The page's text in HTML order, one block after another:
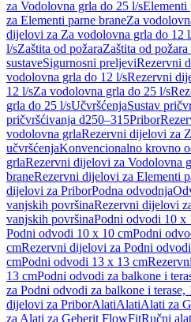
za Vodolovna grla do 25 l/sElementi
za Elementi parne braneZa
dijelovi za Za vodolovna grla do 12
l/sZaštita od požaraZaštita od
sustaveSigurnosni preljeviRezervni
vodolovna grla do 12 l/sRezervni
12 l/sZa vodolovna grla do 25 l/s
grla do 25 l/sUčvršćenjaSustav
pričvršćivanja d250–315Pribor
vodolovna grlaRezervni dijelovi za
učvršćenjaKonvencionalno krovno
grlaRezervni dijelovi za Vodolovna
braneRezervni dijelovi za Elementi
dijelovi za PriborPodna odvodnja
vanjskih površinaRezervni dijelovi
vanjskih površinaPodni odvodi 10 x
Podni odvodi 10 x 10 cmPodni
cmRezervni dijelovi za Podni
cmPodni odvodi 13 x 13 cm
13 cmPodni odvodi za balkone i
za Podni odvodi za balkone i terase,
dijelovi za PriborAlatiAlatiAlati za
za Alati za Geberit FlowFitRučni